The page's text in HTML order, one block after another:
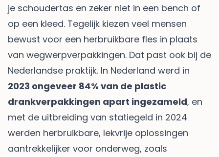
je schoudertas en zeker niet in een bench of
op een kleed. Tegelijk kiezen veel mensen
bewust voor een herbruikbare fles in plaats
van wegwerpverpakkingen. Dat past ook bij de
Nederlandse praktijk. In Nederland werd in
2023 ongeveer 84% van de plastic
drankverpakkingen apart ingezameld, en
met de uitbreiding van statiegeld in 2024
werden herbruikbare, lekvrije oplossingen
aantrekkelijker voor onderweg, zoals